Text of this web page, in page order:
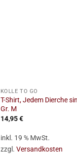
KÖLLE TO GO
T-Shirt, Jedem Dierche
Gr. M
14,95€
inkl. 19 % MwSt.
zzgl. Versandkosten